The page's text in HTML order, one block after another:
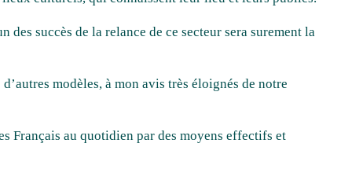
succès de la relance de ce secteur sera surement la
modèles, à mon avis très éloignés de notre
Français au quotidien par des moyens effectifs et